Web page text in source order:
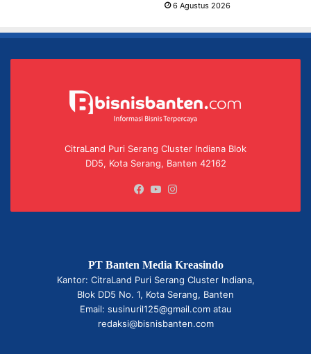
6 Agustus 2026
CitraLand Puri Serang Cluster Indiana Blok
DD5, Kota Serang, Banten 42162
Facebook
YouTube
PT Banten Media Kreasindo
Kantor: CitraLand Puri Serang Cluster Indiana,
Blok DD5 No. 1, Kota Serang, Banten
Email: susinuril125@gmail.com atau
redaksi@bisnisbanten.com